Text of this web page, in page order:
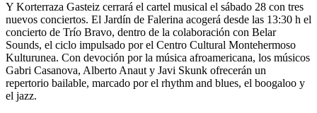
Y Korterraza Gasteiz cerrará el cartel musical el sábado 28 con tres
nuevos conciertos. El Jardín de Falerina acogerá desde las 13:30 h el
concierto de Trío Bravo, dentro de la colaboración con Belar
Sounds, el ciclo impulsado por el Centro Cultural Montehermoso
Kulturunea. Con devoción por la música afroamericana, los músicos
Gabri Casanova, Alberto Anaut y Javi Skunk ofrecerán un
repertorio bailable, marcado por el rhythm and blues, el boogaloo y
el jazz.